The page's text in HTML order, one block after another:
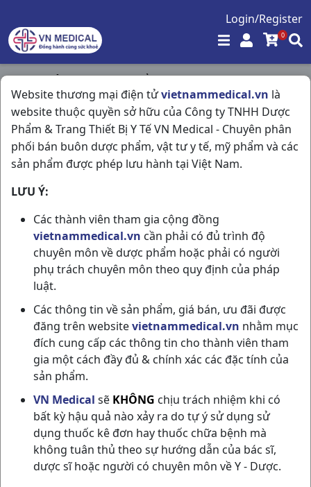
Login/Register
0
Website thương mại điện tửvietnammedical.vn là
website thuộc quyền sở hữu của Công ty TNHH Dược
Phẩm & Trang Thiết Bị Y Tế VN Medical - Chuyên phân
phối bán buôn dược phẩm, vật tư y tế, mỹ phẩm và các
sản phẩm được phép lưu hành tại Việt Nam.
LƯU Ý:
Các thành viên tham gia cộng đồng
vietnammedical.vn cần phải có đủ trình độ
chuyên môn về dược phẩm hoặc phải có người
phụ trách chuyên môn theo quy định của pháp
luật.
Các thông tin về sản phẩm, giá bán, ưu đãi được
đăng trên websitevietnammedical.vn nhằm mục
đích cung cấp các thông tin cho thành viên tham
gia một cách đầy đủ & chính xác các đặc tính của
sản phẩm.
VN Medical sẽ KHÔNG chịu trách nhiệm khi có
bất kỳ hậu quả nào xảy ra do tự ý sử dụng sử
dụng thuốc kê đơn hay thuốc chữa bệnh mà
không tuân thủ theo sự hướng dẫn của bác sĩ,
dược sĩ hoặc người có chuyên môn về Y - Dược.
Trang chủ / Hóa - Mỹ Phẩm /
Nước Rữa Bình Sữa Camera C500ml Thailand
NƯỚC RỮA BÌNH SỮA CAMERA C500ML
THAILAND
NSX:Thailand
Nhóm hàng:
Hóa - Mỹ Phẩm,